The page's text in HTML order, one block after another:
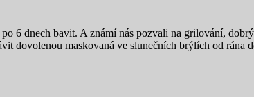
6 dnech bavit. A známí nás pozvali na grilování,
dovolenou maskovaná ve slunečních brýlích od rána